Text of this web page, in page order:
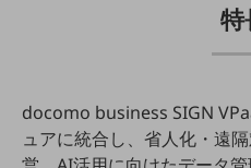
ご契約中サービスの一元管理
特
docomo business SIGN
ュアに統合し、省人化・遠